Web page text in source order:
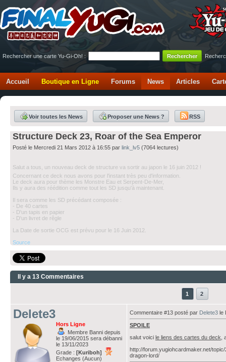
Rechercher une carte Yu-Gi-Oh! :
Accueil Boutique en Ligne Forums News Articles
Voir toutes les News Proposer une News ? RSS
Structure Deck 23, Roar of the Sea Emperor
Posté le Mercredi 21 Mars 2012 à 16:55 par link_lv5 (7064 lectures)
Salut a tous, un nouveau deck de structure va sortir au japon le 16 juin 2012 !
Concernant ce deck nous avons pour l'instant très peu d'information.
Le deck aura pour thème les Monstre Eau et Serpent-De-Mer,
Ils y aura des réédition comme tout les SD jusqu'à maintenant.
Il sera comme les SD précédant composée :
- De 40 cartes
- D'un tapis en papier
- D'un livret de rêgle
La Date de sortie OCG est prévu pour le 16 Juin 2012.
Source
Il y a 13 Commentaires
1 2
Delete3
Hors Ligne
Membre Banni depuis
le 19/06/2015 sera débanni
le 13/11/2023
Grade : [Kuriboh]
Echanges (Aucun)
Commentaire #13 posté par Delete3 le
SPOILE
salut voici le liens des cartes du deck
http://forum.yugiohcardmaker.net/
dragon-lord/